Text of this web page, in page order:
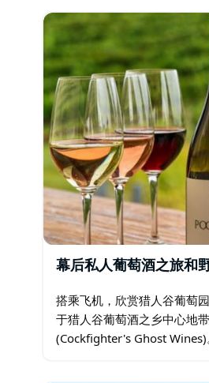
幕后私人葡萄酒之旅和
搭乘飞机，欣赏猎人谷葡萄
于猎人谷葡萄酒之乡中心地
(Cockfighter's Ghost